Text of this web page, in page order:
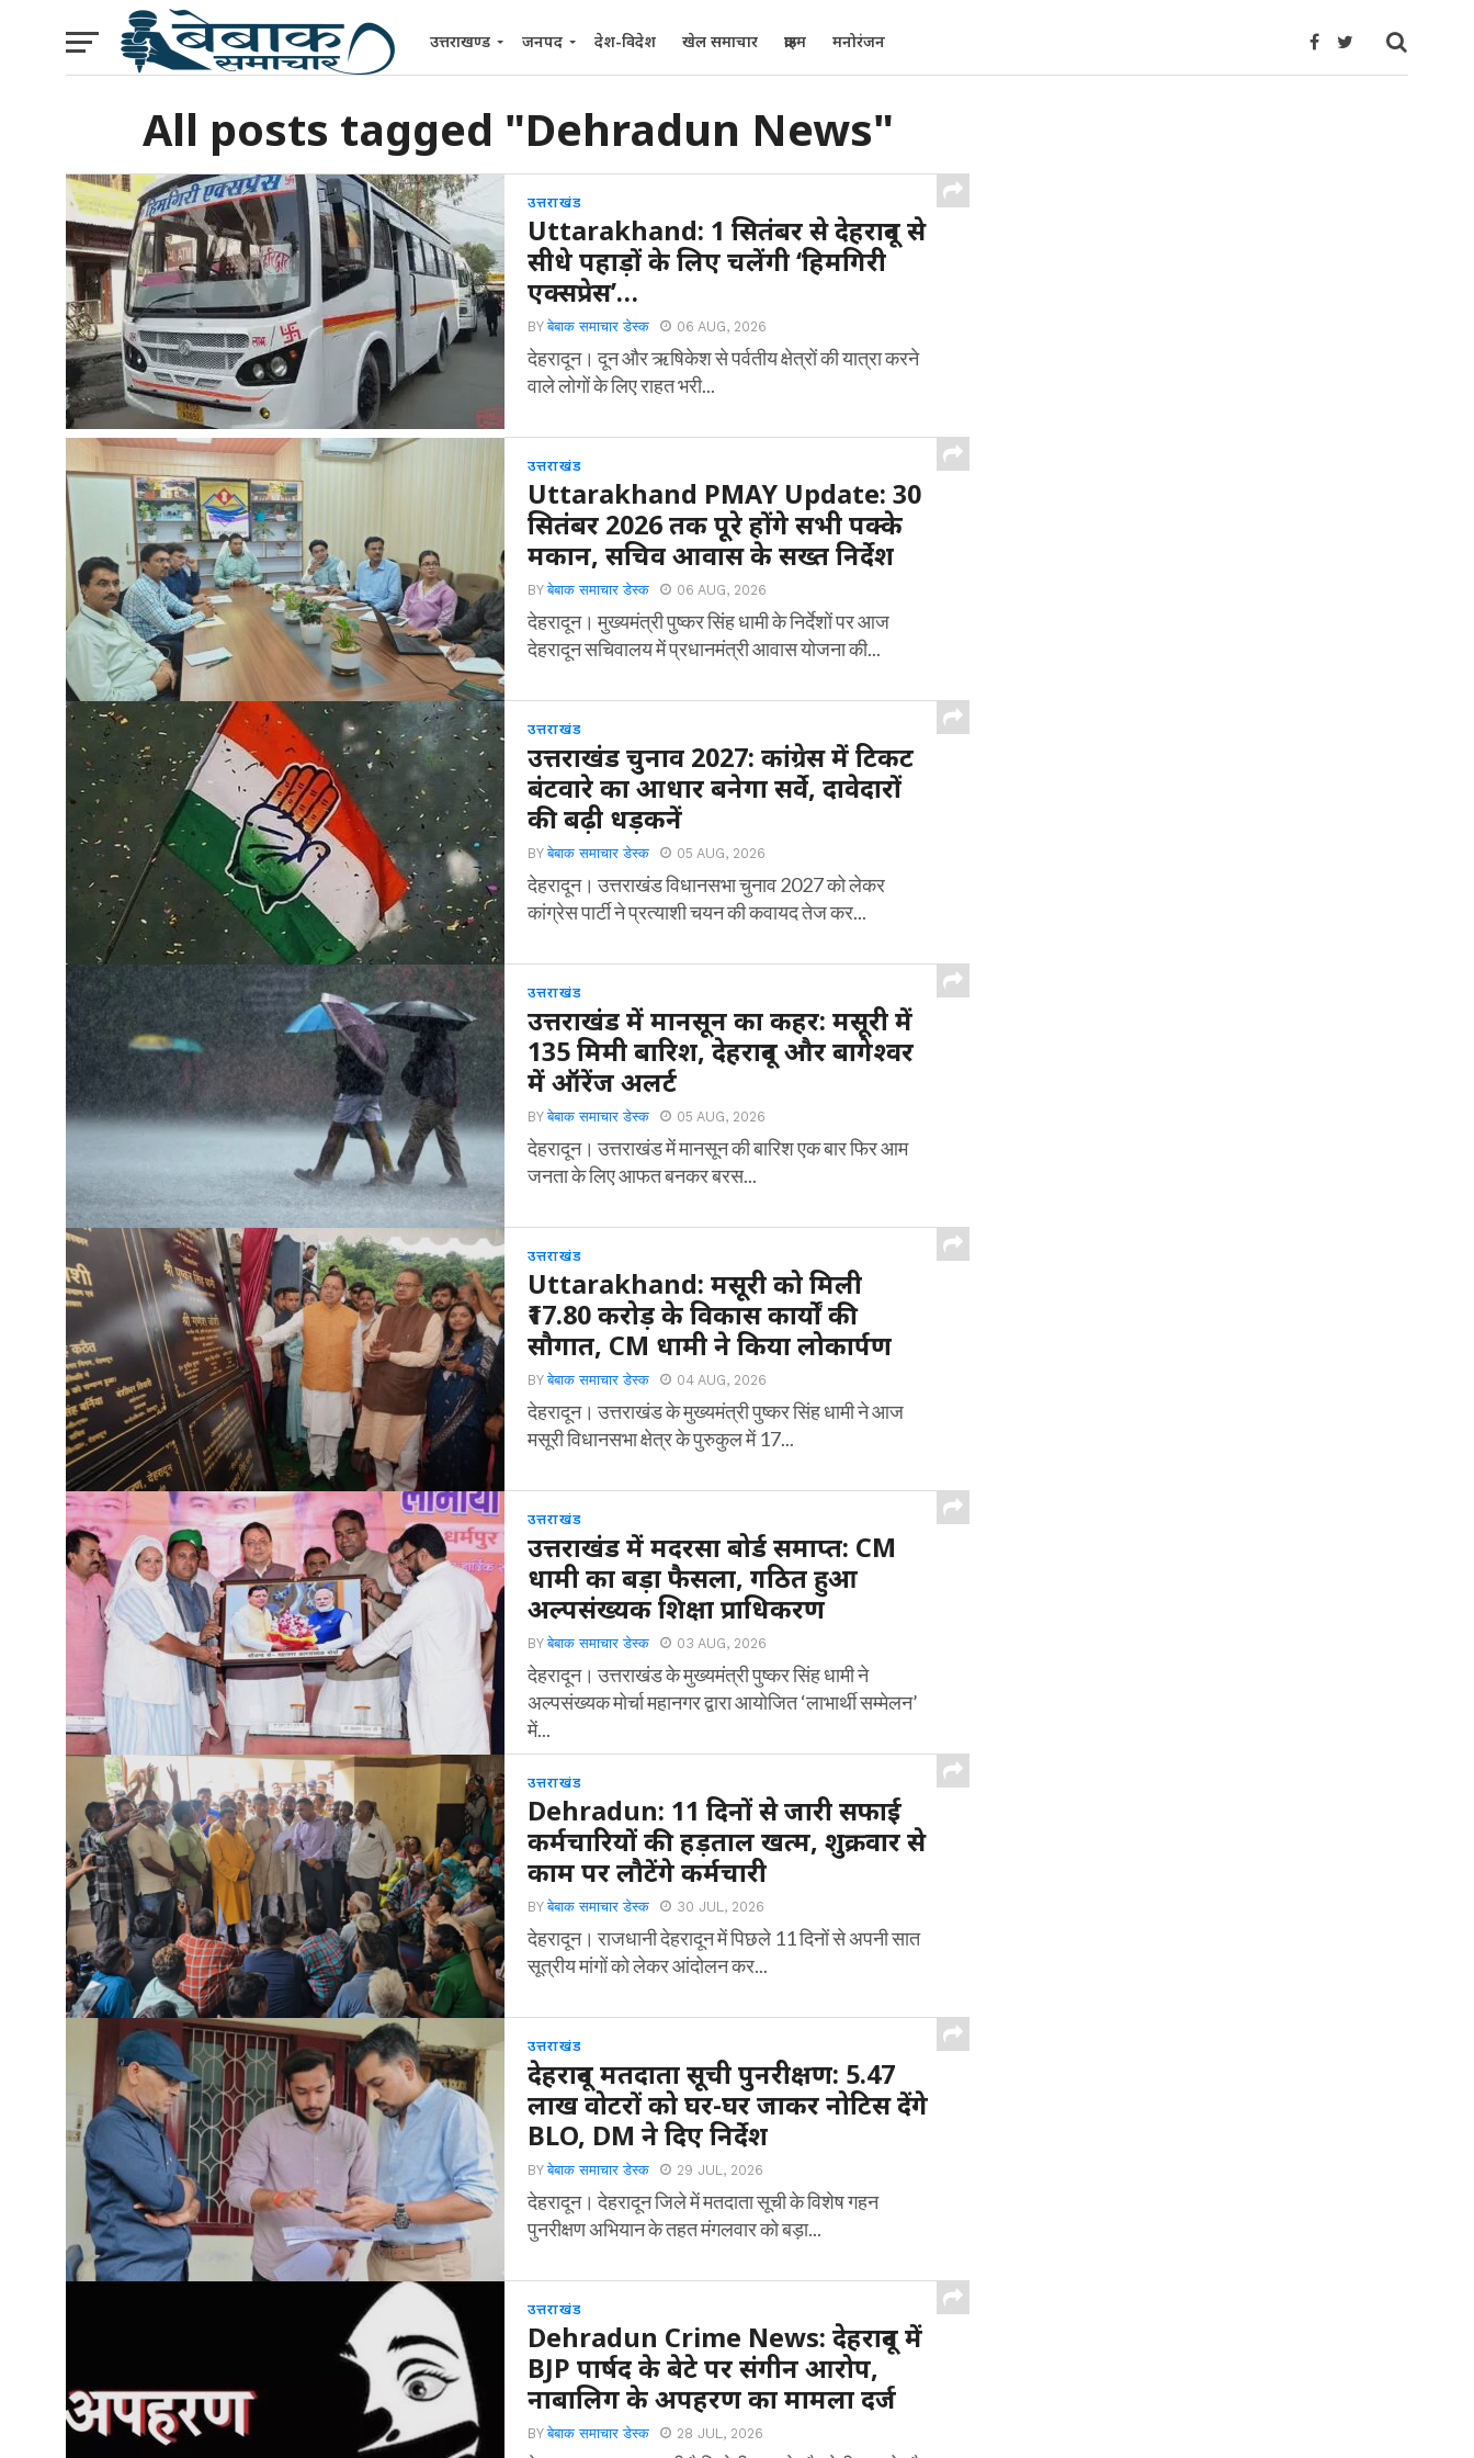
उत्तराखण्ड जनपद देश-विदेश खेल समाचार क्राइम मनोरंजन
All posts tagged "Dehradun News"
उत्तराखंड
Uttarakhand: 1 सितंबर से देहरादून से
सीधे पहाड़ों के लिए चलेंगी ‘हिमगिरी
एक्सप्रेस’…
BYबेबाक समाचार डेस्क 06 AUG, 2026
देहरादून। दून और ऋषिकेश से पर्वतीय क्षेत्रों की यात्रा करने
वाले लोगों के लिए राहत भरी...
उत्तराखंड
Uttarakhand PMAY Update: 30
सितंबर 2026 तक पूरे होंगे सभी पक्के
मकान, सचिव आवास के सख्त निर्देश
BYबेबाक समाचार डेस्क 06 AUG, 2026
देहरादून। मुख्यमंत्री पुष्कर सिंह धामी के निर्देशों पर आज
देहरादून सचिवालय में प्रधानमंत्री आवास योजना की...
उत्तराखंड
उत्तराखंड चुनाव 2027: कांग्रेस में टिकट
बंटवारे का आधार बनेगा सर्वे, दावेदारों
की बढ़ी धड़कनें
BYबेबाक समाचार डेस्क 05 AUG, 2026
देहरादून। उत्तराखंड विधानसभा चुनाव 2027 को लेकर
कांग्रेस पार्टी ने प्रत्याशी चयन की कवायद तेज कर...
उत्तराखंड
उत्तराखंड में मानसून का कहर: मसूरी में
135 मिमी बारिश, देहरादून और बागेश्वर
में ऑरेंज अलर्ट
BYबेबाक समाचार डेस्क 05 AUG, 2026
देहरादून। उत्तराखंड में मानसून की बारिश एक बार फिर आम
जनता के लिए आफत बनकर बरस...
उत्तराखंड
Uttarakhand: मसूरी को मिली
₹17.80 करोड़ के विकास कार्यों की
सौगात, CM धामी ने किया लोकार्पण
BYबेबाक समाचार डेस्क 04 AUG, 2026
देहरादून। उत्तराखंड के मुख्यमंत्री पुष्कर सिंह धामी ने आज
मसूरी विधानसभा क्षेत्र के पुरुकुल में 17...
उत्तराखंड
उत्तराखंड में मदरसा बोर्ड समाप्त: CM
धामी का बड़ा फैसला, गठित हुआ
अल्पसंख्यक शिक्षा प्राधिकरण
BYबेबाक समाचार डेस्क 03 AUG, 2026
देहरादून। उत्तराखंड के मुख्यमंत्री पुष्कर सिंह धामी ने
अल्पसंख्यक मोर्चा महानगर द्वारा आयोजित ‘लाभार्थी सम्मेलन’
में...
उत्तराखंड
Dehradun: 11 दिनों से जारी सफाई
कर्मचारियों की हड़ताल खत्म, शुक्रवार से
काम पर लौटेंगे कर्मचारी
BYबेबाक समाचार डेस्क 30 JUL, 2026
देहरादून। राजधानी देहरादून में पिछले 11 दिनों से अपनी सात
सूत्रीय मांगों को लेकर आंदोलन कर...
उत्तराखंड
देहरादून मतदाता सूची पुनरीक्षण: 5.47
लाख वोटरों को घर-घर जाकर नोटिस देंगे
BLO, DM ने दिए निर्देश
BYबेबाक समाचार डेस्क 29 JUL, 2026
देहरादून। देहरादून जिले में मतदाता सूची के विशेष गहन
पुनरीक्षण अभियान के तहत मंगलवार को बड़ा...
उत्तराखंड
Dehradun Crime News: देहरादून में
BJP पार्षद के बेटे पर संगीन आरोप,
नाबालिग के अपहरण का मामला दर्ज
BYबेबाक समाचार डेस्क 28 JUL, 2026